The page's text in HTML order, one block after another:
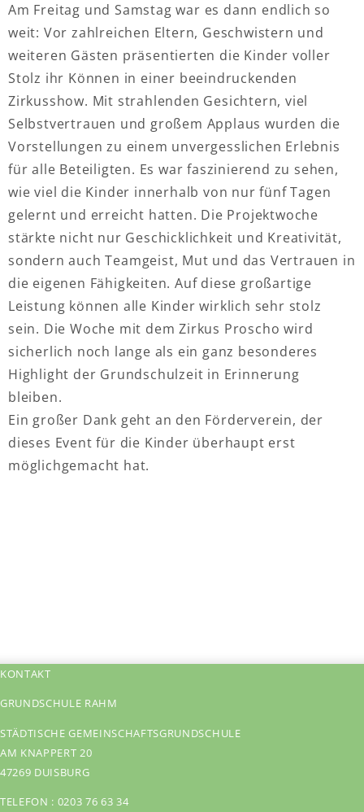
Am Freitag und Samstag war es dann endlich so
weit: Vor zahlreichen Eltern, Geschwistern und
weiteren Gästen präsentierten die Kinder voller
Stolz ihr Können in einer beeindruckenden
Zirkusshow. Mit strahlenden Gesichtern, viel
Selbstvertrauen und großem Applaus wurden die
Vorstellungen zu einem unvergesslichen Erlebnis
für alle Beteiligten. Es war faszinierend zu sehen,
wie viel die Kinder innerhalb von nur fünf Tagen
gelernt und erreicht hatten. Die Projektwoche
stärkte nicht nur Geschicklichkeit und Kreativität,
sondern auch Teamgeist, Mut und das Vertrauen in
die eigenen Fähigkeiten. Auf diese großartige
Leistung können alle Kinder wirklich sehr stolz
sein. Die Woche mit dem Zirkus Proscho wird
sicherlich noch lange als ein ganz besonderes
Highlight der Grundschulzeit in Erinnerung
bleiben.
Ein großer Dank geht an den Förderverein, der
dieses Event für die Kinder überhaupt erst
möglichgemacht hat.
KONTAKT
GRUNDSCHULE RAHM
STÄDTISCHE GEMEINSCHAFTSGRUNDSCHULE
AM KNAPPERT 20
47269 DUISBURG
TELEFON : 0203 76 63 34